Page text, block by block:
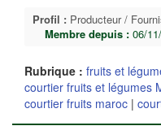
Profil : Producteur /
Membre depuis : 06/
Rubrique : fruits et
courtier fruits et légumes
courtier fruits maroc |